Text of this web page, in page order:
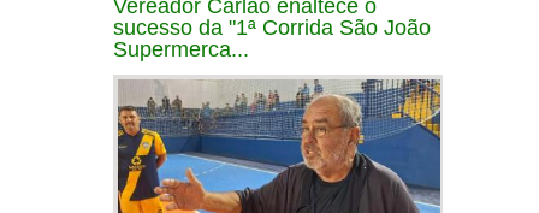
Vereador Carlão enaltece o
sucesso da "1ª Corrida São João
Supermerca...